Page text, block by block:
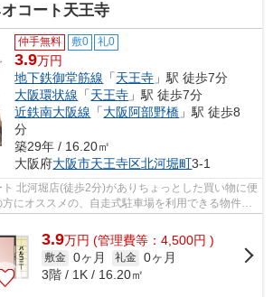
コート天王寺
仲手無料 敷0 礼0
3.9万円
地下鉄御堂筋線 「天王寺 」駅 徒歩7分
大阪環状線 「天王寺 」駅 徒歩7分
近鉄南大阪線 「大阪阿部野橋 」駅 徒歩8
分
築29年 / 16.20㎡
大阪府大阪市天王寺区北河堀町3-1
北河堀店(徒歩2分)がありちょっとした買い物に便
にオススメの、自走式駐車場を利用できる物件で
です◎共用...
3.9万円 (管理費等：4,500円 )
敷金 0ヶ月 礼金 0ヶ月
3階 / 1K / 16.20㎡